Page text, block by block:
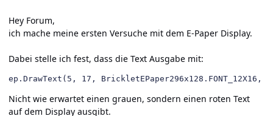
Hey Forum,
ich mache meine ersten Versuche mit dem E-Paper Display.
Dabei stelle ich fest, dass die Text Ausgabe mit:
ep.DrawText(5, 17, BrickletEPaper296x128.FONT_12X16,
Nicht wie erwartet einen grauen, sondern einen roten Text
auf dem Display ausgibt.